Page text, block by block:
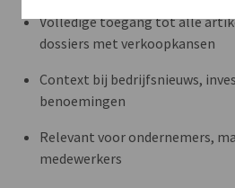
Volledige toegang tot alle
dossiers met verkoopkansen
Context bij bedrijfsnieuws,
benoemingen
Relevant voor ondernemers,
medewerkers